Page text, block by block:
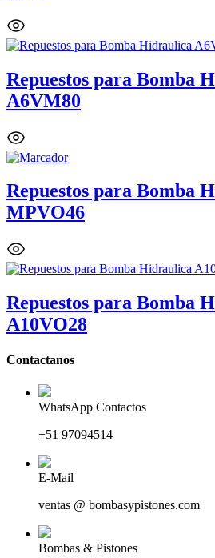
Repuestos para Bomba
A6VM80
Repuestos para Bomba
MPVO46
Repuestos para Bomba
A10VO28
Contactanos
WhatsApp Contactos
+51 97094514
E-Mail
ventas @ bombasypistones.com
Bombas & Pistones